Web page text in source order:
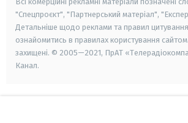
"Спецпроєкт", "Партнерський матеріал",
Детальніше щодо реклами та правил
ознайомитись в правилах користування
захищені. © 2005—2021, ПрАТ
Канал.